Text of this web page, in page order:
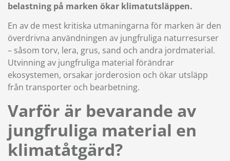
belastning på marken ökar klimatutsläppen.
En av de mest kritiska utmaningarna för marken är den
överdrivna användningen av jungfruliga naturresurser
– såsom torv, lera, grus, sand och andra jordmaterial.
Utvinning av jungfruliga material förändrar
ekosystemen, orsakar jorderosion och ökar utsläpp
från transporter och bearbetning.
Varför är bevarande av
jungfruliga material en
klimatåtgärd?